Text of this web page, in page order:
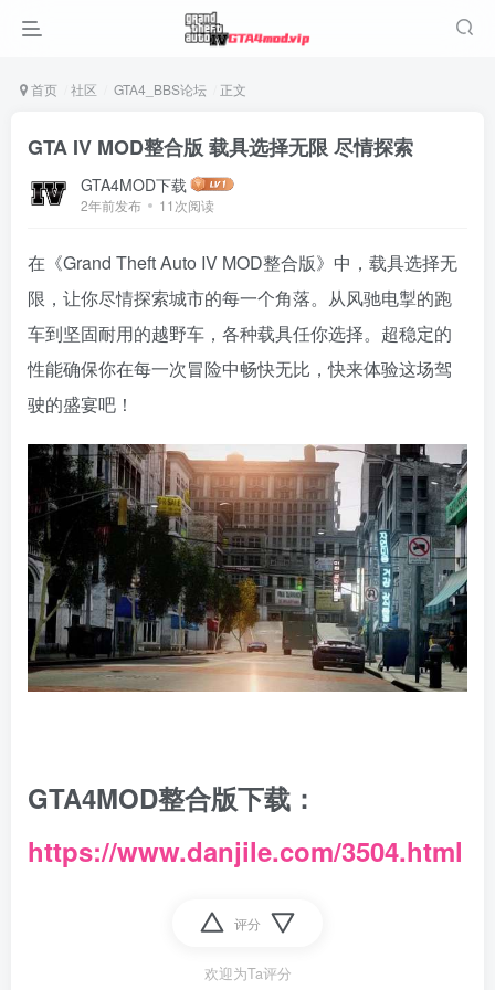
首页 社区 GTA4_BBS论坛 正文
GTA IV MOD整合版 载具选择无限 尽情探索
GTA4MOD下载
2年前发布 11次阅读
在《Grand Theft Auto IV MOD整合版》中，载具选择无
限，让你尽情探索城市的每一个角落。从风驰电掣的跑
车到坚固耐用的越野车，各种载具任你选择。超稳定的
性能确保你在每一次冒险中畅快无比，快来体验这场驾
驶的盛宴吧！
GTA4MOD整合版下载：
https://www.danjile.com/3504.html
评分
欢迎为Ta评分